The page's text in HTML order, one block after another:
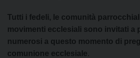
Tutti i fedeli, le comunità
movimenti ecclesiali sono invitati a
numerosi a questo momento di
comunione ecclesiale.